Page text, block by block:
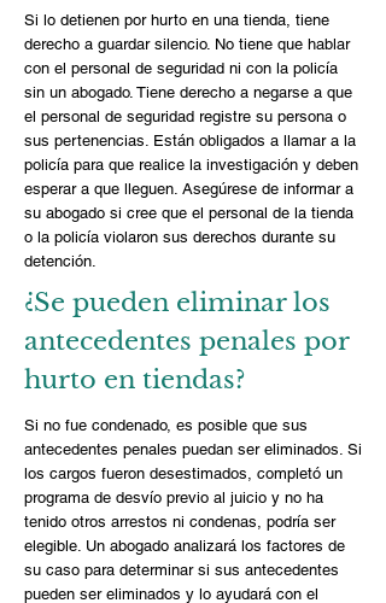
Si lo detienen por hurto en una tienda, tiene
derecho a guardar silencio. No tiene que hablar
con el personal de seguridad ni con la policía
sin un abogado. Tiene derecho a negarse a que
el personal de seguridad registre su persona o
sus pertenencias. Están obligados a llamar a la
policía para que realice la investigación y deben
esperar a que lleguen. Asegúrese de informar a
su abogado si cree que el personal de la tienda
o la policía violaron sus derechos durante su
detención.
¿Se pueden eliminar los
antecedentes penales por
hurto en tiendas?
Si no fue condenado, es posible que sus
antecedentes penales puedan ser eliminados. Si
los cargos fueron desestimados, completó un
programa de desvío previo al juicio y no ha
tenido otros arrestos ni condenas, podría ser
elegible. Un abogado analizará los factores de
su caso para determinar si sus antecedentes
pueden ser eliminados y lo ayudará con el